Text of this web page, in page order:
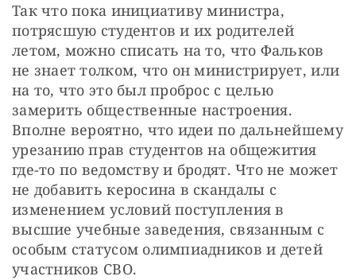
Так что пока инициативу министра,
потрясшую студентов и их родителей
летом, можно списать на то, что Фальков
не знает толком, что он министрирует, или
на то, что это был проброс с целью
замерить общественные настроения.
Вполне вероятно, что идеи по дальнейшему
урезанию прав студентов на общежития
где-то по ведомству и бродят. Что не может
не добавить керосина в скандалы с
изменением условий поступления в
высшие учебные заведения, связанным с
особым статусом олимпиадников и детей
участников СВО.